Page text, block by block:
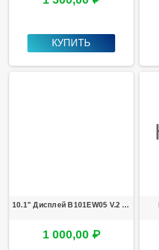
КУПИТЬ
10.1" Дисплей B101EW05 V.2 с разборки
1 000,00 ₽